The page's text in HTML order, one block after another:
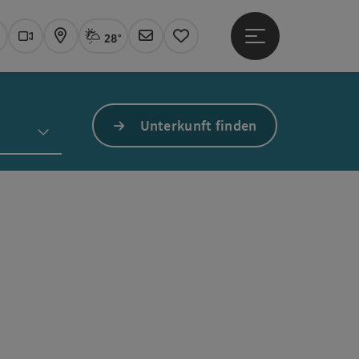
Webcams
KarteAktuelles Wetter Linz, Sprühregen
28°
Newsletter
Merkzettel
Hauptmenü öffnen
Unterkunft finden